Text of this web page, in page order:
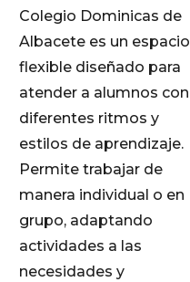
Colegio Dominicas de
Albacete es un espacio
flexible diseñado para
atender a alumnos con
diferentes ritmos y
estilos de aprendizaje.
Permite trabajar de
manera individual o en
grupo, adaptando
actividades a las
necesidades y